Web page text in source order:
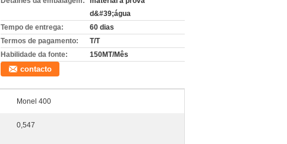
d&#39;água
Tempo de entrega:
60 dias
Termos de pagamento:
T/T
Habilidade da fonte:
150MT/Mês
contacto
Monel 400
0,547